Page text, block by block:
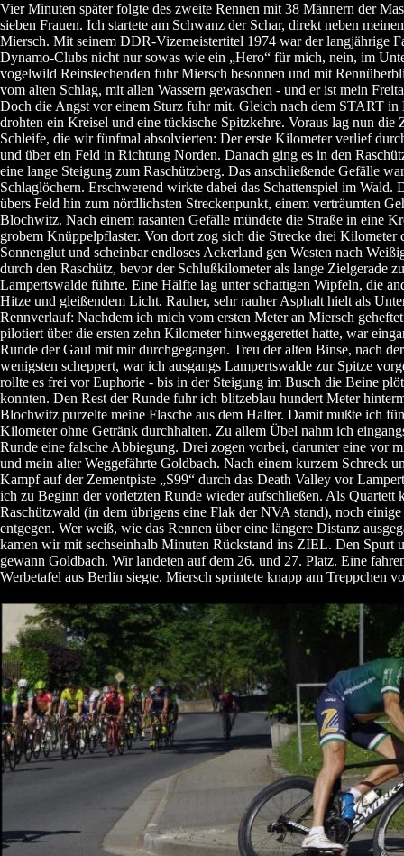
Vier Minuten später folgte des zweite Rennen mit 38 Männern der
sieben Frauen. Ich startete am Schwanz der Schar, direkt neben
Miersch. Mit seinem DDR-Vizemeistertitel 1974 war der langjährige
Dynamo-Clubs nicht nur sowas wie ein „Hero“ für mich, nein, im
vogelwild Reinstechenden fuhr Miersch besonnen und mit
vom alten Schlag, mit allen Wassern gewaschen - und er ist mein
Doch die Angst vor einem Sturz fuhr mit. Gleich nach dem START in
drohten ein Kreisel und eine tückische Spitzkehre. Voraus lag nun die
Schleife, die wir fünfmal absolvierten: Der erste Kilometer verlief
und über ein Feld in Richtung Norden. Danach ging es in den
eine lange Steigung zum Raschützberg. Das anschließende Gefälle
Schlaglöchern. Erschwerend wirkte dabei das Schattenspiel im Wald.
übers Feld hin zum nördlichsten Streckenpunkt, einem verträumten
Blochwitz. Nach einem rasanten Gefälle mündete die Straße in eine
grobem Knüppelpflaster. Von dort zog sich die Strecke drei Kilometer
Sonnenglut und scheinbar endloses Ackerland gen Westen nach
durch den Raschütz, bevor der Schlußkilometer als lange Zielgerade
Lampertswalde führte. Eine Hälfte lag unter schattigen Wipfeln, die
Hitze und gleißendem Licht. Rauher, sehr rauher Asphalt hielt als
Rennverlauf: Nachdem ich mich vom ersten Meter an Miersch
pilotiert über die ersten zehn Kilometer hinweggerettet hatte, war
Runde der Gaul mit mir durchgegangen. Treu der alten Binse, nach
wenigsten scheppert, war ich ausgangs Lampertswalde zur Spitze
rollte es frei vor Euphorie - bis in der Steigung im Busch die Beine
konnten. Den Rest der Runde fuhr ich blitzeblau hundert Meter
Blochwitz purzelte meine Flasche aus dem Halter. Damit mußte ich
Kilometer ohne Getränk durchhalten. Zu allem Übel nahm ich
Runde eine falsche Abbiegung. Drei zogen vorbei, darunter eine vor
und mein alter Weggefährte Goldbach. Nach einem kurzem Schreck
Kampf auf der Zementpiste „S99“ durch das Death Valley vor
ich zu Beginn der vorletzten Runde wieder aufschließen. Als Quartett
Raschützwald (in dem übrigens eine Flak der NVA stand), noch einige
entgegen. Wer weiß, wie das Rennen über eine längere Distanz
kamen wir mit sechseinhalb Minuten Rückstand ins ZIEL. Den Spurt
gewann Goldbach. Wir landeten auf dem 26. und 27. Platz. Eine
Werbetafel aus Berlin siegte. Miersch sprintete knapp am Treppchen